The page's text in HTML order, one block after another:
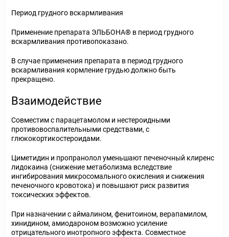
Период грудного вскармливания
Применение препарата ЭЛЬБОНА® в период грудного
вскармливания противопоказано.
В случае применения препарата в период грудного
вскармливания кормление грудью должно быть
прекращено.
Взаимодействие
Совместим с парацетамолом и нестероидными
противовоспалительными средствами, с
глюкокортикостероидами.
Циметидин и пропранолол уменьшают печеночный клиренс
лидокаина (снижение метаболизма вследствие
ингибирования микросомального окисления и снижения
печеночного кровотока) и повышают риск развития
токсических эффектов.
При назначении с аймалином, фенитоином, верапамилом,
хинидином, амиодароном возможно усиление
отрицательного инотропного эффекта. Совместное